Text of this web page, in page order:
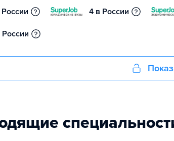
России 4 в России
России